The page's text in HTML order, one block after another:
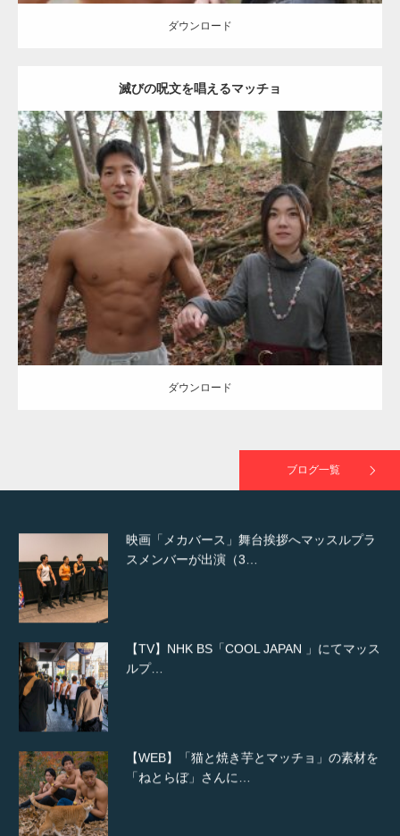
ダウンロード
滅びの呪文を唱えるマッチョ
Update:2021.07.8
Category:公園のマッチョ その他 AKIHITO(細マッチョ) 大胸筋 腹筋
ダウンロード
ダウンロード
ブログ一覧
ギネス世界記録…
【TV】TBS番組「ひるおび」にてマッスルプ
ラスが紹介されま…
TOKYO FMラジオ番組「ONE MORNING」
で紹介さ…
NHK「所さん！事件ですよ」に取材されまし
た（6/8放送）
映画「メカバース」舞台挨拶へマッスルプラ
スメンバーが出演（3…
【TV】NHK BS「COOL JAPAN 」にてマッス
ルプ…
【WEB】「猫と焼き芋とマッチョ」の素材を
「ねとらぼ」さんに…